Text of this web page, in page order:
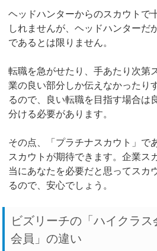
ヘッドハンターからのスカウトで
しれませんが、ヘッドハンターだ
であるとは限りません。
転職を急がせたり、手あたり次第
業の良い部分しか伝えなかったり
るので、良い転職を目指す場合は
分ける必要があります。
その点、「プラチナスカウト」で
スカウトが期待できます。企業ス
当にあなたを必要だと思ってスカ
るので、安心でしょう。
ビズリーチの「ハイクラス
会員」の違い